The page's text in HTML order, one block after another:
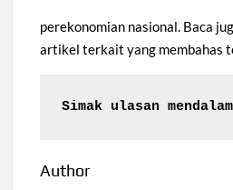
perekonomian nasional. Baca
artikel terkait yang membahas
Simak ulasan
Author